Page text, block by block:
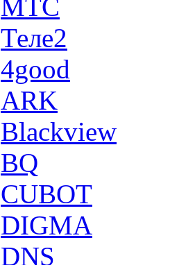
MTC
Теле2
4good
ARK
Blackview
BQ
CUBOT
DIGMA
DNS